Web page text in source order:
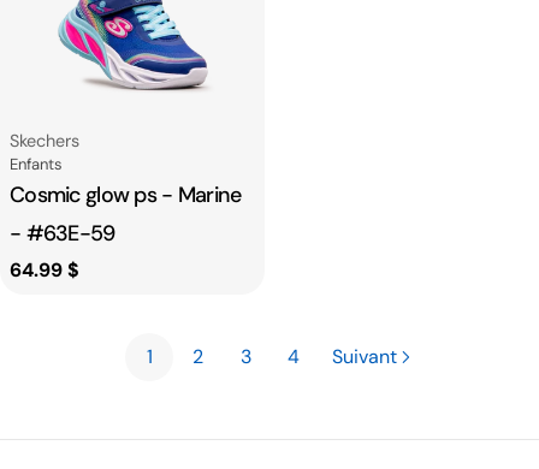
Fournisseur:
Skechers
Catégorie
Enfants
Cosmic glow ps - Marine
- #63E-59
Prix
64.99 $
1 2 3 4 Suivant